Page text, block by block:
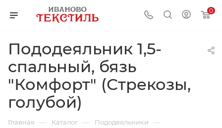
0
Пододеяльник 1,5-
спальный, бязь
"Комфорт" (Стрекозы,
голубой)
Главная — Каталог — Пододеяльники —